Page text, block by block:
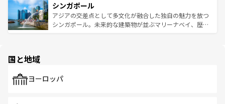
参照してほしい。
激する。気候は一年中温暖で、どの季節にも異なる楽しみ
が待っている。親しみやすいタイの人々、仏教を中心とし
た文化、そして多様な観光資源が、訪れる旅人を魅了し続
み、どこを訪れても感動するはず。観光スポットが密集し
ており、効率よく見どころを回れるのも魅力。息をのむよ
うな絶景から文化的な体験まで、香港を存分に楽しみ尽く
シンガポール
アジアの交差点として多文化が融合した独自の魅力を放つ
シンガポール。未来的な建築物が並ぶマリーナベイ、歴史
で、ホーカーズは地元の風情を楽しめる外せないスポット
国と地域
ヨーロッパ